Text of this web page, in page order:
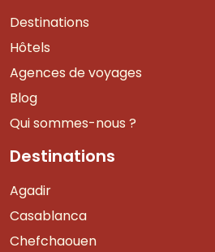
Destinations
Hôtels
Agences de voyages
Blog
Qui sommes-nous ?
Destinations
Agadir
Casablanca
Chefchaouen